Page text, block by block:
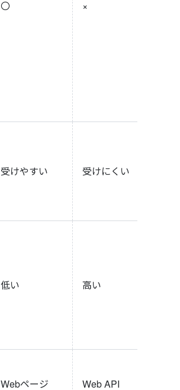
〇 ×
受けやすい 受けにくい
低い 高い
Webページ Web API